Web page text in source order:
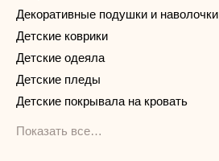
Декоративные подушки и наволочки
Детские коврики
Детские одеяла
Детские пледы
Детские покрывала на кровать
Показать все…